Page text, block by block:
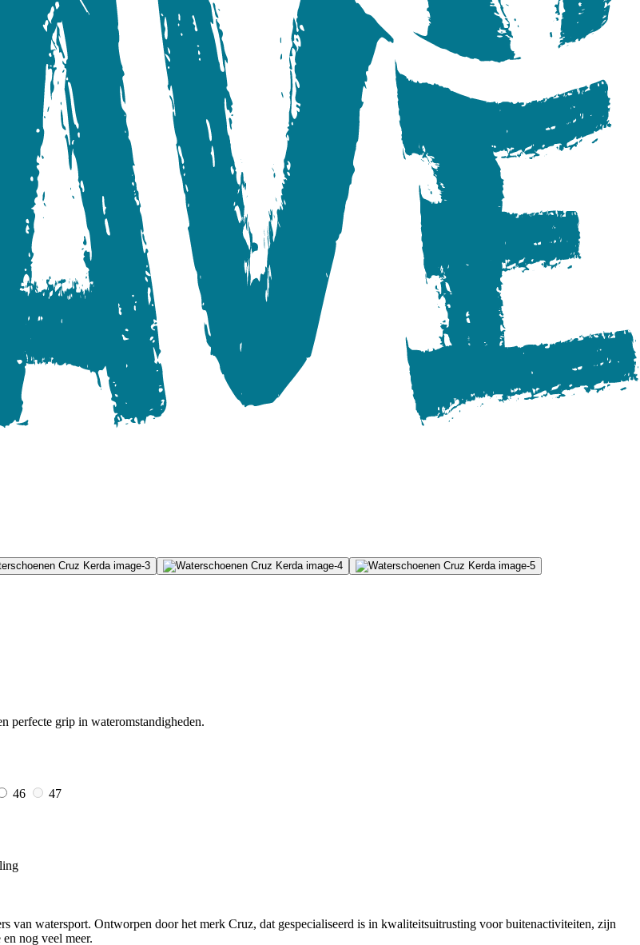
perfecte grip in wateromstandigheden.
46
47
van watersport. Ontworpen door het merk Cruz, dat gespecialiseerd is in kwaliteitsuitrusting voor buitenactiviteiten, zijn
nog veel meer.